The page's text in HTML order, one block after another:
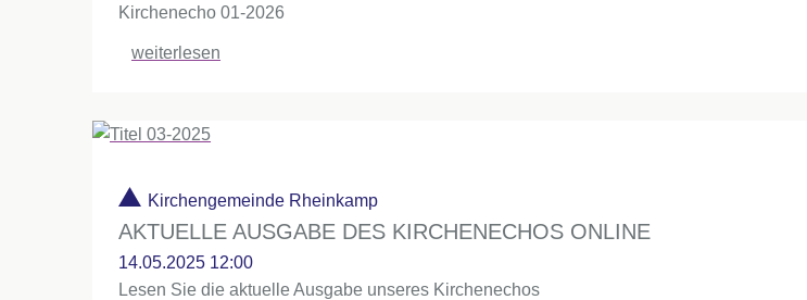
Kirchenecho 01-2026
weiterlesen
Kirchengemeinde Rheinkamp
AKTUELLE AUSGABE DES KIRCHENECHOS ONLINE
14.05.2025 12:00
Lesen Sie die aktuelle Ausgabe unseres Kirchenechos